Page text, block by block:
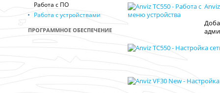
Работа с ПО
Работа с устройствами
ПРОГРАММНОЕ ОБЕСПЕЧЕНИЕ